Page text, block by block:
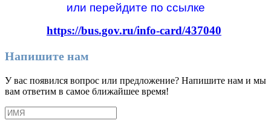
или перейдите по ссылке
https://bus.gov.ru/info-card/437040
Напишите нам
У вас появился вопрос или предложение? Напишите нам и мы
вам ответим в самое ближайшее время!